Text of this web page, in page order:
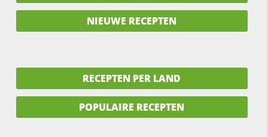
NIEUWE RECEPTEN
RECEPTEN PER LAND
POPULAIRE RECEPTEN